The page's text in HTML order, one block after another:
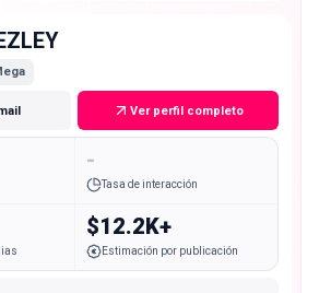
Ver perfil completo
-
Tasa de interacción
$12.2K+
Estimación por publicación